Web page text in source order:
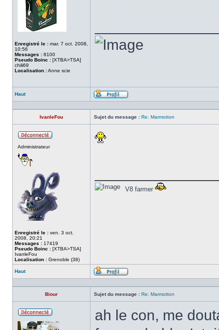
Enregistré le : mar. 7 oct. 2008,
10:56
Messages : 8100
Pseudo Boinc : [XTBA>TSA]
chili69
Localisation :Anne scie
Haut
Profil
IvanleFou Sujet du message : Re: Marmotton
Administrateur
Enregistré le : ven. 3 oct.
2008, 20:21
Messages : 17419
Pseudo Boinc : [XTBA>TSA]
IvanleFou
Localisation : Grenoble (38)
V8 farmer
Haut
Profil
Biour Sujet du message : Re: Marmotton
ligne
ah le con, me